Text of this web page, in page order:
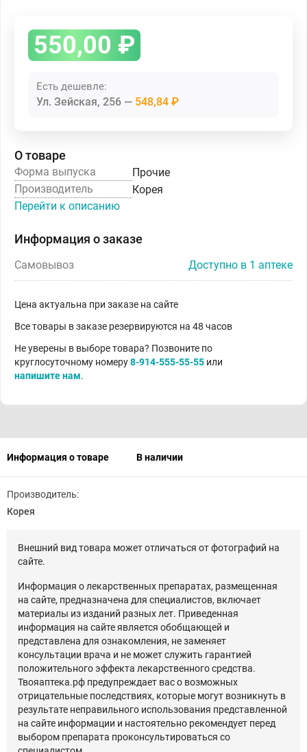
550,00 ₽
Есть дешевле:
Ул. Зейская, 256 548,84 ₽
О товаре
Форма выпуска
Прочие
Производитель
Корея
Перейти к описанию
Информация о заказе
Самовывоз Доступно в 1 аптеке
Цена актуальна при заказе на сайте
Все товары в заказе резервируются на 48 часов
Не уверены в выборе товара? Позвоните по
круглосуточному номеру8-914-555-55-55 или
напишите нам.
Информация о товаре В наличии
Производитель:
Корея
Внешний вид товара может отличаться от фотографий на
сайте.
Информация о лекарственных препаратах, размещенная
на сайте, предназначена для специалистов, включает
материалы из изданий разных лет. Приведенная
информация на сайте является обобщающей и
представлена для ознакомления, не заменяет
консультации врача и не может служить гарантией
положительного эффекта лекарственного средства.
Твояаптека.рф предупреждает вас о возможных
отрицательные последствиях, которые могут возникнуть в
результате неправильного использования представленной
на сайте информации и настоятельно рекомендует перед
выбором препарата проконсультироваться со